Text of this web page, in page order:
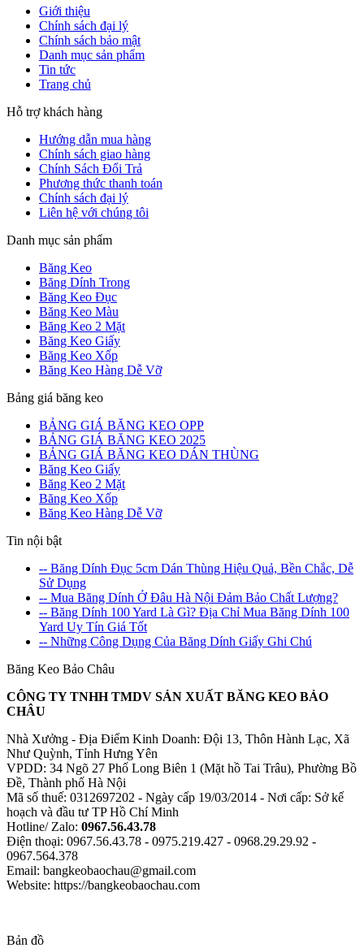
Giới thiệu
Chính sách đại lý
Chính sách bảo mật
Danh mục sản phẩm
Tin tức
Trang chủ
Hỗ trợ khách hàng
Hướng dẫn mua hàng
Chính sách giao hàng
Chính Sách Đổi Trả
Phương thức thanh toán
Chính sách đại lý
Liên hệ với chúng tôi
Danh mục sản phẩm
Băng Keo
Băng Dính Trong
Băng Keo Đục
Băng Keo Màu
Băng Keo 2 Mặt
Băng Keo Giấy
Băng Keo Xốp
Băng Keo Hàng Dễ Vỡ
Bảng giá băng keo
BẢNG GIÁ BĂNG KEO OPP
BẢNG GIÁ BĂNG KEO 2025
BẢNG GIÁ BĂNG KEO DÁN THÙNG
Băng Keo Giấy
Băng Keo 2 Mặt
Băng Keo Xốp
Băng Keo Hàng Dễ Vỡ
Tin nội bật
-- Băng Dính Đục 5cm Dán Thùng Hiệu Quả, Bền Chắc, Dễ
Sử Dụng
-- Mua Băng Dính Ở Đâu Hà Nội Đảm Bảo Chất Lượng?
-- Băng Dính 100 Yard Là Gì? Địa Chỉ Mua Băng Dính 100
Yard Uy Tín Giá Tốt
-- Những Công Dụng Của Băng Dính Giấy Ghi Chú
Băng Keo Bảo Châu
CÔNG TY TNHH TMDV SẢN XUẤT BĂNG KEO BẢO
CHÂU
Nhà Xưởng - Địa Điểm Kinh Doanh: Đội 13, Thôn Hành Lạc, Xã
Như Quỳnh, Tỉnh Hưng Yên
VPDD: 34 Ngõ 27 Phố Long Biên 1 (Mặt hồ Tai Trâu), Phường Bồ
Đề, Thành phố Hà Nội
Mã số thuế: 0312697202 - Ngày cấp 19/03/2014 - Nơi cấp: Sở kế
hoạch và đầu tư TP Hồ Chí Minh
Hotline/ Zalo: 0967.56.43.78
Điện thoại: 0967.56.43.78 - 0975.219.427 - 0968.29.29.92 -
0967.564.378
Email: bangkeobaochau@gmail.com
Website: https://bangkeobaochau.com
Bản đồ